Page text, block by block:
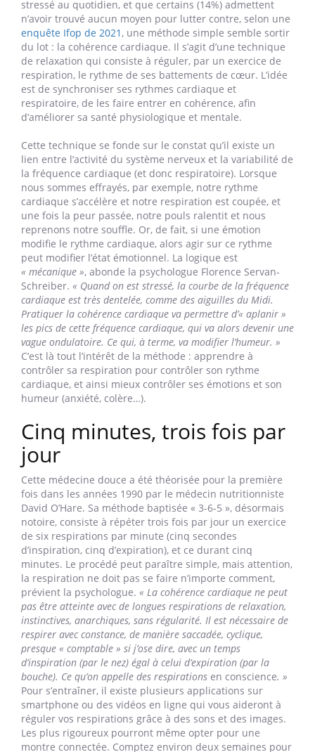
stressé au quotidien, et que certains (14%) admettent
n’avoir trouvé aucun moyen pour lutter contre, selon une
enquête Ifop de 2021 , une méthode simple semble sortir
du lot : la cohérence cardiaque. Il s’agit d’une technique
de relaxation qui consiste à réguler, par un exercice de
respiration, le rythme de ses battements de cœur. L’idée
est de synchroniser ses rythmes cardiaque et
respiratoire, de les faire entrer en cohérence, afin
d’améliorer sa santé physiologique et mentale.
Cette technique se fonde sur le constat qu’il existe un
lien entre l’activité du système nerveux et la variabilité de
la fréquence cardiaque (et donc respiratoire). Lorsque
nous sommes effrayés, par exemple, notre rythme
cardiaque s’accélère et notre respiration est coupée, et
une fois la peur passée, notre pouls ralentit et nous
reprenons notre souffle. Or, de fait, si une émotion
modifie le rythme cardiaque, alors agir sur ce rythme
peut modifier l’état émotionnel. La logique est
« mécanique », abonde la psychologue Florence Servan-
Schreiber. « Quand on est stressé, la courbe de la fréquence
cardiaque est très dentelée, comme des aiguilles du Midi.
Pratiquer la cohérence cardiaque va permettre d’« aplanir »
les pics de cette fréquence cardiaque, qui va alors devenir une
vague ondulatoire. Ce qui, à terme, va modifier l’humeur. »
C’est là tout l’intérêt de la méthode : apprendre à
contrôler sa respiration pour contrôler son rythme
cardiaque, et ainsi mieux contrôler ses émotions et son
humeur (anxiété, colère…).
Cinq minutes, trois fois par
jour
Cette médecine douce a été théorisée pour la première
fois dans les années 1990 par le médecin nutritionniste
David O’Hare. Sa méthode baptisée « 3-6-5 », désormais
notoire, consiste à répéter trois fois par jour un exercice
de six respirations par minute (cinq secondes
d’inspiration, cinq d’expiration), et ce durant cinq
minutes. Le procédé peut paraître simple, mais attention,
la respiration ne doit pas se faire n’importe comment,
prévient la psychologue. « La cohérence cardiaque ne peut
pas être atteinte avec de longues respirations de relaxation,
instinctives, anarchiques, sans régularité. Il est nécessaire de
respirer avec constance, de manière saccadée, cyclique,
presque « comptable » si j’ose dire, avec un temps
d’inspiration (par le nez) égal à celui d’expiration (par la
bouche). Ce qu’on appelle des respirations en conscience. »
Pour s’entraîner, il existe plusieurs applications sur
smartphone ou des vidéos en ligne qui vous aideront à
réguler vos respirations grâce à des sons et des images.
Les plus rigoureux pourront même opter pour une
montre connectée. Comptez environ deux semaines pour